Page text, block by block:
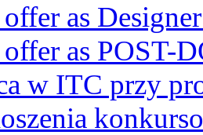
as
as POST-
w ITC przy